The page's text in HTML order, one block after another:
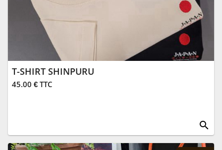
T-SHIRT SHINPURU
45.00 € TTC
search